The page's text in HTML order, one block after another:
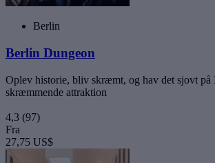
Berlin
Berlin Dungeon
Oplev historie, bliv skræmt, og hav det sjovt på
skræmmende attraktion
4,3 (97)
Fra
27,75 US$